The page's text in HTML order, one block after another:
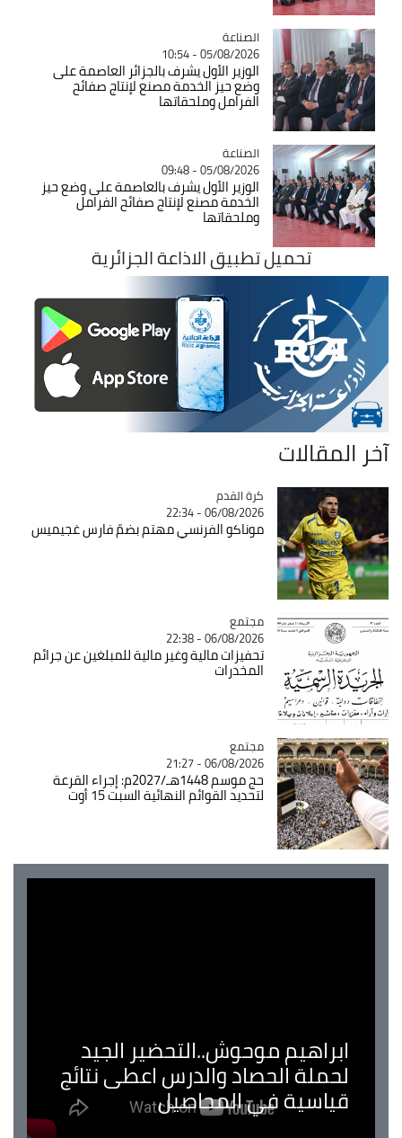
Catégorie
الصناعة
05/08/2026 - 10:54
الوزير الأول يشرف بالجزائر العاصمة على
وضع حيز الخدمة مصنع لإنتاج صفائح
الفرامل وملحقاتها
Catégorie
الصناعة
05/08/2026 - 09:48
الوزير الأول يشرف بالعاصمة على وضع حيز
الخدمة مصنع لإنتاج صفائح الفرامل
وملحقاتها
تحميل تطبيق الاذاعة الجزائرية
آخر المقالات
Catégorie
كرة القدم
06/08/2026 - 22:34
موناكو الفرنسي مهتم بضمّ فارس غجيميس
Catégorie
مجتمع
06/08/2026 - 22:38
تحفيزات مالية وغير مالية للمبلغين عن جرائم
المخدرات
Catégorie
مجتمع
06/08/2026 - 21:27
حج موسم 1448هـ/2027م: إجراء القرعة
لتحديد القوائم النهائية السبت 15 أوت
ابراهيم موحوش..التحضير الجيد
لحملة الحصاد والدرس اعطى نتائج
قياسية في المحاصيل